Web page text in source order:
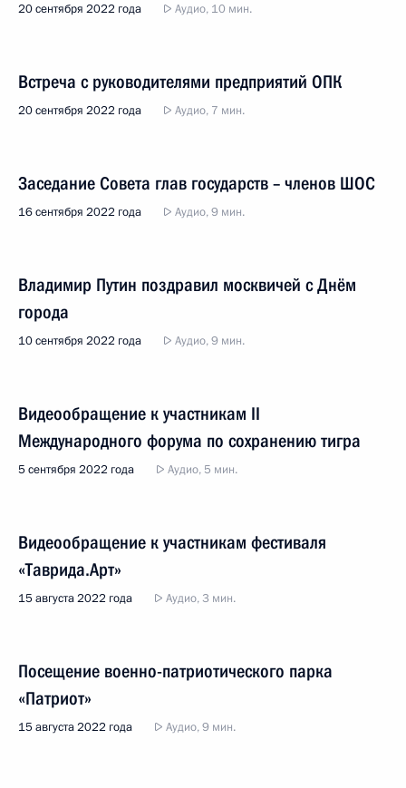
20 сентября 2022 года Аудио, 10 мин.
Встреча с руководителями предприятий ОПК
20 сентября 2022 года Аудио, 7 мин.
Заседание Совета глав государств – членов ШОС
16 сентября 2022 года Аудио, 9 мин.
Владимир Путин поздравил москвичей с Днём
города
10 сентября 2022 года Аудио, 9 мин.
Видеообращение к участникам II
Международного форума по сохранению тигра
5 сентября 2022 года Аудио, 5 мин.
Видеообращение к участникам фестиваля
«Таврида.Арт»
15 августа 2022 года Аудио, 3 мин.
Посещение военно-патриотического парка
«Патриот»
15 августа 2022 года Аудио, 9 мин.